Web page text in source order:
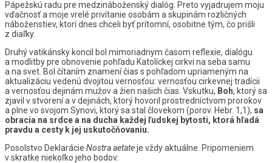
Pápežskú radu pre medzináboženský dialóg. Preto vyjadrujem moju
vďačnosť a moje vrelé privítanie osobám a skupinám rozličných
náboženstiev, ktorí dnes chceli byť prítomní, osobitne tým, čo prišli
z diaľky.
Druhý vatikánsky koncil bol mimoriadnym časom reflexie, dialógu
a modlitby pre obnovenie pohľadu Katolíckej cirkvi na seba samu
a na svet. Bol čítaním znamení čias s pohľadom upriameným na
aktualizáciu vedenú dvojitou vernosťou: vernosťou cirkevnej tradícii
a vernosťou dejinám mužov a žien našich čias. Vskutku, Boh, ktorý sa
zjavil v stvorení a v dejinách, ktorý hovoril prostredníctvom prorokov
a plne vo svojom Synovi, ktorý sa stal človekom (porov. Hebr. 1,1), sa
obracia na srdce a na ducha každej ľudskej bytosti, ktorá hľadá
pravdu a cesty k jej uskutočňovaniu.
Posolstvo Deklarácie Nostra aetateje vždy aktuálne. Pripomeniem
v skratke niekoľko jeho bodov: